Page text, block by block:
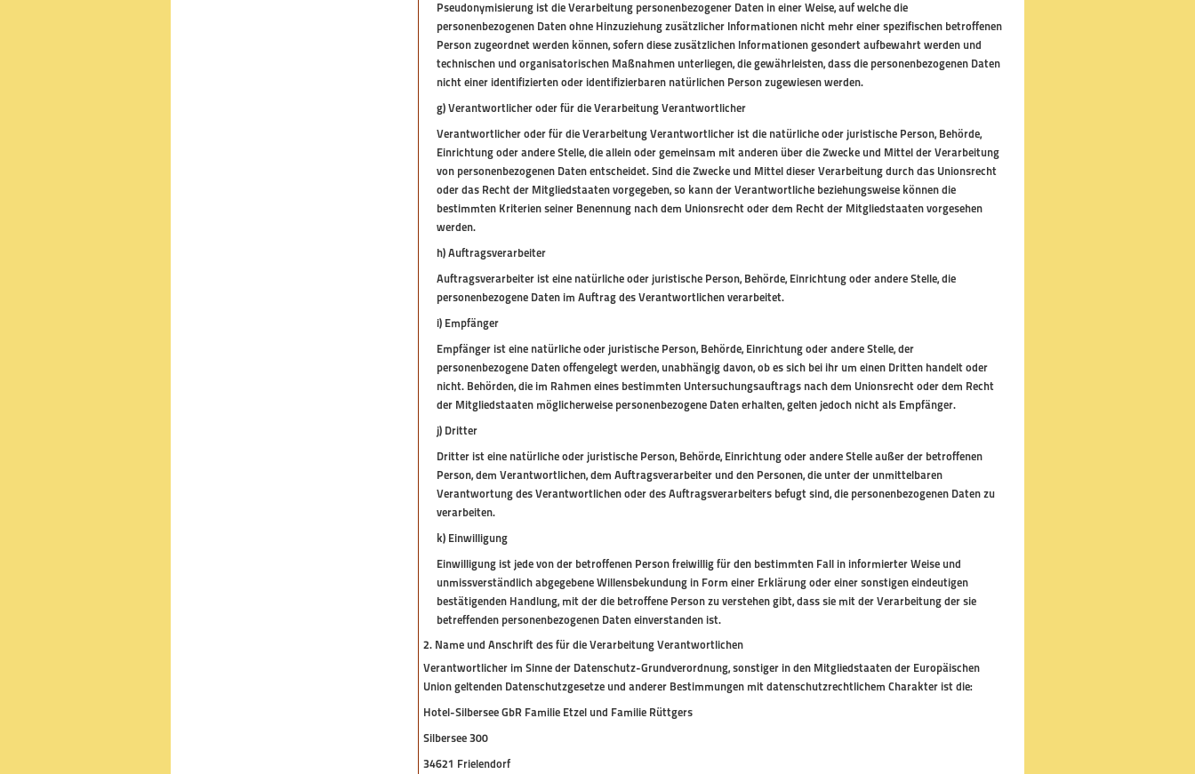
Pseudonymisierung ist die Verarbeitung personenbezogener Daten in einer Weise, auf welche die
personenbezogenen Daten ohne Hinzuziehung zusätzlicher Informationen nicht mehr einer spezifischen betroffenen
Person zugeordnet werden können, sofern diese zusätzlichen Informationen gesondert aufbewahrt werden und
technischen und organisatorischen Maßnahmen unterliegen, die gewährleisten, dass die personenbezogenen Daten
nicht einer identifizierten oder identifizierbaren natürlichen Person zugewiesen werden.
g) Verantwortlicher oder für die Verarbeitung Verantwortlicher
Verantwortlicher oder für die Verarbeitung Verantwortlicher ist die natürliche oder juristische Person, Behörde,
Einrichtung oder andere Stelle, die allein oder gemeinsam mit anderen über die Zwecke und Mittel der Verarbeitung
von personenbezogenen Daten entscheidet. Sind die Zwecke und Mittel dieser Verarbeitung durch das Unionsrecht
oder das Recht der Mitgliedstaaten vorgegeben, so kann der Verantwortliche beziehungsweise können die
bestimmten Kriterien seiner Benennung nach dem Unionsrecht oder dem Recht der Mitgliedstaaten vorgesehen
werden.
h) Auftragsverarbeiter
Auftragsverarbeiter ist eine natürliche oder juristische Person, Behörde, Einrichtung oder andere Stelle, die
personenbezogene Daten im Auftrag des Verantwortlichen verarbeitet.
i) Empfänger
Empfänger ist eine natürliche oder juristische Person, Behörde, Einrichtung oder andere Stelle, der
personenbezogene Daten offengelegt werden, unabhängig davon, ob es sich bei ihr um einen Dritten handelt oder
nicht. Behörden, die im Rahmen eines bestimmten Untersuchungsauftrags nach dem Unionsrecht oder dem Recht
der Mitgliedstaaten möglicherweise personenbezogene Daten erhalten, gelten jedoch nicht als Empfänger.
j) Dritter
Dritter ist eine natürliche oder juristische Person, Behörde, Einrichtung oder andere Stelle außer der betroffenen
Person, dem Verantwortlichen, dem Auftragsverarbeiter und den Personen, die unter der unmittelbaren
Verantwortung des Verantwortlichen oder des Auftragsverarbeiters befugt sind, die personenbezogenen Daten zu
verarbeiten.
k) Einwilligung
Einwilligung ist jede von der betroffenen Person freiwillig für den bestimmten Fall in informierter Weise und
unmissverständlich abgegebene Willensbekundung in Form einer Erklärung oder einer sonstigen eindeutigen
bestätigenden Handlung, mit der die betroffene Person zu verstehen gibt, dass sie mit der Verarbeitung der sie
betreffenden personenbezogenen Daten einverstanden ist.
2. Name und Anschrift des für die Verarbeitung Verantwortlichen
Verantwortlicher im Sinne der Datenschutz-Grundverordnung, sonstiger in den Mitgliedstaaten der Europäischen
Union geltenden Datenschutzgesetze und anderer Bestimmungen mit datenschutzrechtlichem Charakter ist die:
Hotel-Silbersee GbR Familie Etzel und Familie Rüttgers
Silbersee 300
34621 Frielendorf